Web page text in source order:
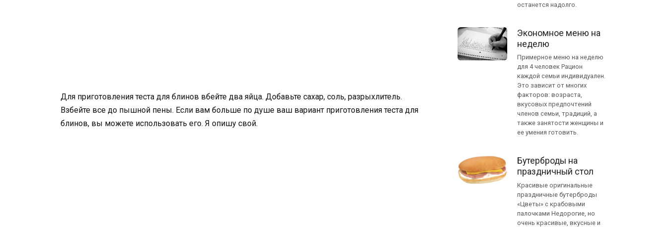
Для приготовления теста для блинов вбейте два яйца. Добавьте сахар, соль, разрыхлитель.
Взбейте все до пышной пены. Если вам больше по душе ваш вариант приготовления теста для
блинов, вы можете использовать его. Я опишу свой.
останется надолго.
Экономное меню на
неделю
Примерное меню на неделю
для 4 человек Рацион
каждой семьи индивидуален.
Это зависит от многих
факторов: возраста,
вкусовых предпочтений
членов семьи, традиций, а
также занятости женщины и
ее умения готовить.
Бутерброды на
праздничный стол
Красивые оригинальные
праздничные бутерброды
«Цветы» с крабовыми
палочками Недорогие, но
очень красивые, вкусные и